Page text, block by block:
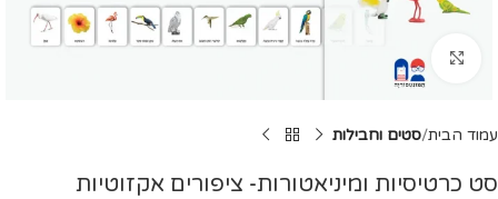
Click to enlarge
עמוד הבית סטים וחבילות
סט כרטיסיות ומיניאטורות- ציפורים אקזוטיות